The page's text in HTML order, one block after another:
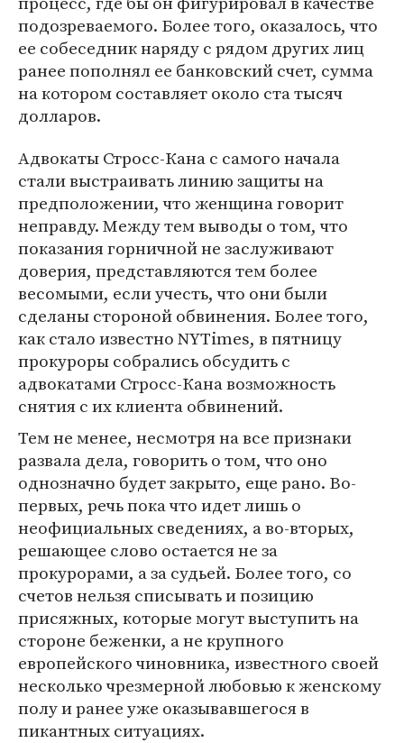
подозреваемого. Более того, оказалось, что
ее собеседник наряду с рядом других лиц
ранее пополнял ее банковский счет, сумма
на котором составляет около ста тысяч
долларов.
Адвокаты Стросс-Кана с самого начала
стали выстраивать линию защиты на
предположении, что женщина говорит
неправду. Между тем выводы о том, что
показания горничной не заслуживают
доверия, представляются тем более
весомыми, если учесть, что они были
сделаны стороной обвинения. Более того,
как стало известно NYTimes, в пятницу
прокуроры собрались обсудить с
адвокатами Стросс-Кана возможность
снятия с их клиента обвинений.
Тем не менее, несмотря на все признаки
развала дела, говорить о том, что оно
однозначно будет закрыто, еще рано. Во-
первых, речь пока что идет лишь о
неофициальных сведениях, а во-вторых,
решающее слово остается не за
прокурорами, а за судьей. Более того, со
счетов нельзя списывать и позицию
присяжных, которые могут выступить на
стороне беженки, а не крупного
европейского чиновника, известного своей
несколько чрезмерной любовью к женскому
полу и ранее уже оказывавшегося в
пикантных ситуациях.